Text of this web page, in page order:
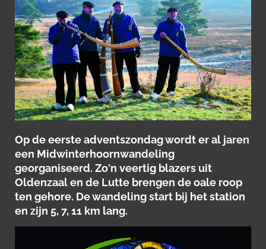
Op de eerste adventszondag wordt er al jaren
een Midwinterhoornwandeling
georganiseerd. Zo'n veertig blazers uit
Oldenzaal en de Lutte brengen de oale roop
ten gehore. De wandeling start bij het station
en zijn 5, 7, 11 km lang.